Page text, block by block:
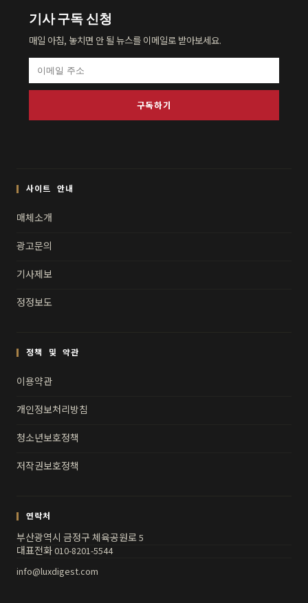
기사 구독 신청
매일 아침, 놓치면 안 될 뉴스를 이메일로 받아보세요.
구독하기
사이트 안내
매체소개
광고문의
기사제보
정정보도
정책 및 약관
이용약관
개인정보처리방침
청소년보호정책
저작권보호정책
연락처
부산광역시 금정구 체육공원로 5
대표전화 010-8201-5544
info@luxdigest.com